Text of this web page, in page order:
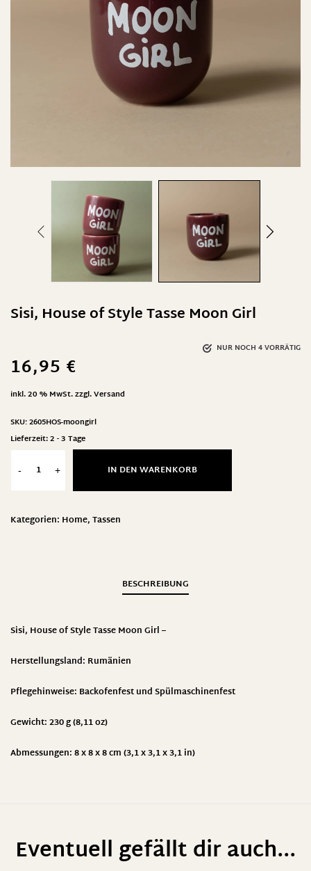
Sisi, House of Style Tasse Moon Girl
NUR NOCH 4 VORRÄTIG
16,95 €
inkl. 20 % MwSt.zzgl.Versand
SKU:2605HOS-moongirl
Lieferzeit:2 - 3 Tage
- + IN DEN WARENKORB
Kategorien: Home,Tassen
BESCHREIBUNG
Sisi, House of Style Tasse Moon Girl –
Herstellungsland: Rumänien
Pflegehinweise: Backofenfest und Spülmaschinenfest
Gewicht: 230 g (8,11 oz)
Abmessungen: 8 x 8 x 8 cm (3,1 x 3,1 x 3,1 in)
Eventuell gefällt dir auch...